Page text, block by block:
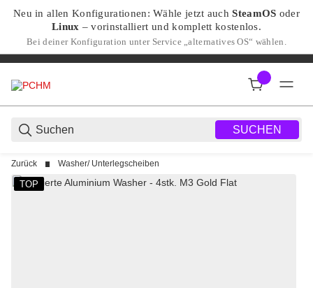
Neu in allen Konfigurationen: Wähle jetzt auchSteamOS oder
Linux – vorinstalliert und komplett kostenlos.
Bei deiner Konfiguration unter Service „alternatives OS“ wählen.
SUCHEN
Zurück Washer/ Unterlegscheiben
TOP